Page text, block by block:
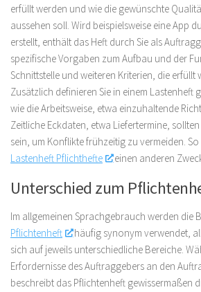
erfüllt werden und wie die gewünschte
aussehen soll. Wird beispielsweise eine App
erstellt, enthält das Heft durch Sie als
spezifische Vorgaben zum Aufbau und der
Schnittstelle und weiteren Kriterien, die erfüllt
Zusätzlich definieren Sie in einem Lastenheft
wie die Arbeitsweise, etwa einzuhaltende
Zeitliche Eckdaten, etwa Liefertermine,
sein, um Konflikte frühzeitig zu vermeiden.
Lastenheft Pflichthefte
einen anderen
Unterschied zum
Im allgemeinen Sprachgebrauch werden die
Pflichtenheft
häufig synonym verwendet,
sich auf jeweils unterschiedliche Bereiche.
Erfordernisse des Auftraggebers an den
beschreibt das Pflichtenheft gewissermaßen